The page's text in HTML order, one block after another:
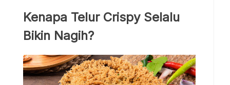
Kenapa Telur Crispy Selalu
Bikin Nagih?